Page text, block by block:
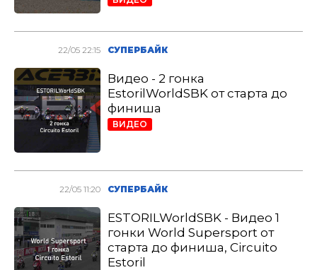
22/05 22:15 СУПЕРБАЙК
Видео - 2 гонка
EstorilWorldSBK от старта до
финиша
ВИДЕО
22/05 11:20 СУПЕРБАЙК
ESTORILWorldSBK - Видео 1
гонки World Supersport от
старта до финиша, Circuito
Estoril